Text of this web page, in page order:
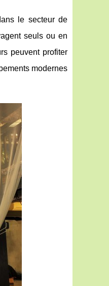
le secteur de
seuls ou en
peuvent profiter
modernes